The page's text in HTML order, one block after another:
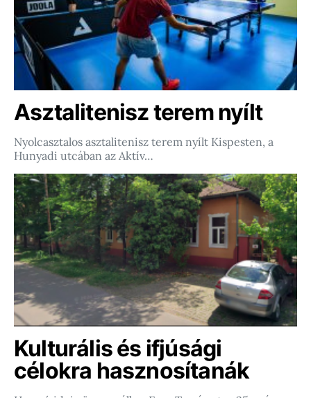
Asztalitenisz terem nyílt
Nyolcasztalos asztalitenisz terem nyílt Kispesten, a
Hunyadi utcában az Aktív…
Kulturális és ifjúsági
célokra hasznosítanák